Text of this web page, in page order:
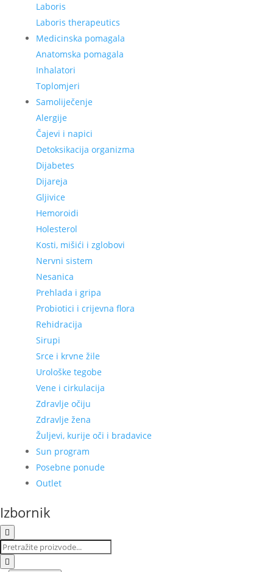
Laboris
Laboris therapeutics
Medicinska pomagala
Anatomska pomagala
Inhalatori
Toplomjeri
Samoliječenje
Alergije
Čajevi i napici
Detoksikacija organizma
Dijabetes
Dijareja
Gljivice
Hemoroidi
Holesterol
Kosti, mišići i zglobovi
Nervni sistem
Nesanica
Prehlada i gripa
Probiotici i crijevna flora
Rehidracija
Sirupi
Srce i krvne žile
Urološke tegobe
Vene i cirkulacija
Zdravlje očiju
Zdravlje žena
Žuljevi, kurije oči i bradavice
Sun program
Posebne ponude
Outlet
Izbornik